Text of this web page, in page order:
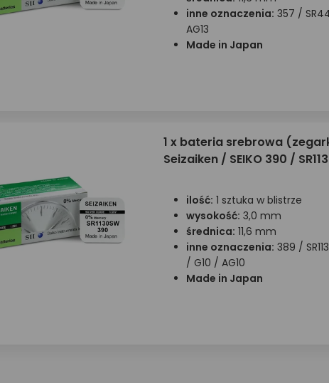
inne oznaczenia: 357 /
AG13
Made in Japan
1 x bateria srebrowa
Seizaiken / SEIKO 390 /
ilość: 1 sztuka w blistrze
wysokość: 3,0 mm
średnica: 11,6 mm
inne oznaczenia: 389 /
/ G10 / AG10
Made in Japan